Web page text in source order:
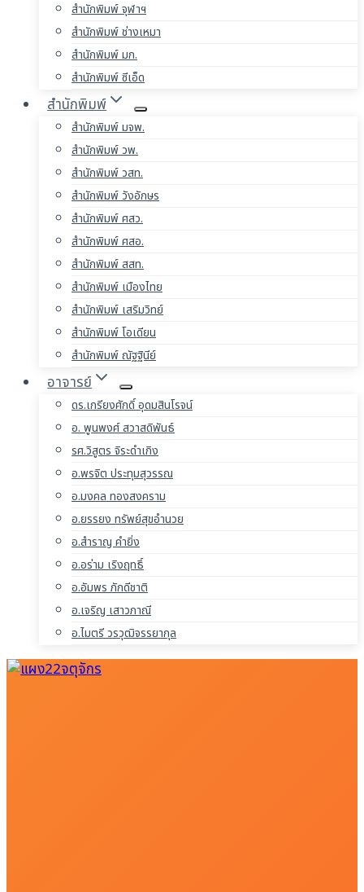
สำนักพิมพ์ จุฬาฯ
สำนักพิมพ์ ช่างเหมา
สำนักพิมพ์ มก.
สำนักพิมพ์ ซีเอ็ด
สำนักพิมพ์
สำนักพิมพ์ มจพ.
สำนักพิมพ์ วพ.
สำนักพิมพ์ วสท.
สำนักพิมพ์ วังอักษร
สำนักพิมพ์ ศสว.
สำนักพิมพ์ ศสอ.
สำนักพิมพ์ สสท.
สำนักพิมพ์ เมืองไทย
สำนักพิมพ์ เสริมวิทย์
สำนักพิมพ์ โอเดียน
สำนักพิมพ์ ณัฐฐินีย์
อาจารย์
ดร.เกรียงศักดิ์ อุดมสินโรจน์
อ. พูนพงศ์ สวาสดิพันธ์
รศ.วิสูตร จิระดำเกิง
อ.พรจิต ประทุมสุวรรณ
อ.มงคล ทองสงคราม
อ.ยรรยง ทรัพย์สุขอำนวย
อ.สำราญ คำยิ่ง
อ.อร่าม เริงฤทธิ์
อ.อัมพร ภักดีชาติ
อ.เจริญ เสาวภาณี
อ.ไมตรี วรวุฒิจรรยากุล